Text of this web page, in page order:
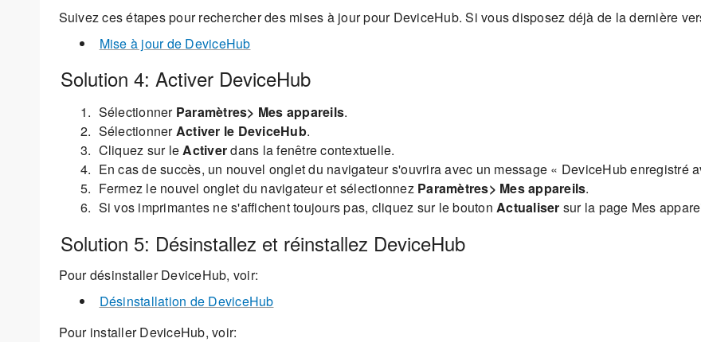
Suivez ces étapes pour rechercher des mises à jour pour DeviceHub. Si vous disposez déjà de la dernière
Mise à jour de DeviceHub
Solution 4: Activer DeviceHub
Sélectionner Paramètres> Mes appareils.
SélectionnerActiver le DeviceHub.
Cliquez sur leActiverdans la fenêtre contextuelle.
En cas de succès, un nouvel onglet du navigateur s'ouvrira avec un message « DeviceHub enregistré
Fermez le nouvel onglet du navigateur et sélectionnez Paramètres> Mes appareils.
Si vos imprimantes ne s'affichent toujours pas, cliquez sur le bouton Actualiser sur la page Mes
Solution 5: Désinstallez et réinstallez DeviceHub
Pour désinstaller DeviceHub, voir:
Désinstallation de DeviceHub
Pour installer DeviceHub, voir: